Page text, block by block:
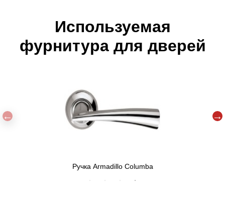
Используемая
фурнитура для дверей
Верхний замок МЕТТЭМ 3В8 290.0.0